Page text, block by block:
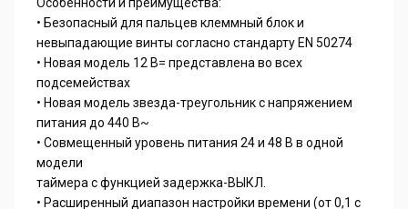
• Безопасный для пальцев клеммный блок и
невыпадающие винты согласно стандарту EN 50274
• Новая модель 12 В= представлена во всех
подсемействах
• Новая модель звезда-треугольник с напряжением
питания до 440 В~
• Совмещенный уровень питания 24 и 48 В в одной
модели
таймера с функцией задержка-ВЫКЛ.
• Расширенный диапазон настройки времени (от 0,1 с